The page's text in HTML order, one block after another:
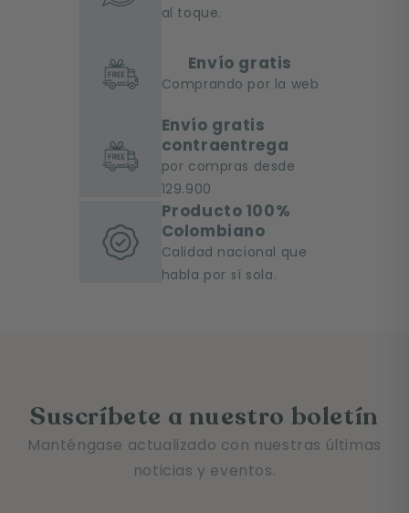
al toque.
Envío gratis
Comprando por la web
Envío gratis
contraentrega
por compras desde
129.900
Producto 100%
Colombiano
Calidad nacional que
habla por sí sola.
Suscríbete a nuestro boletín
Manténgase actualizado con nuestras últimas
noticias y eventos.